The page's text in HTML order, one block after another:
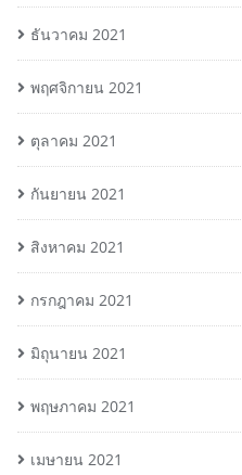
ธันวาคม 2021
พฤศจิกายน 2021
ตุลาคม 2021
กันยายน 2021
สิงหาคม 2021
กรกฎาคม 2021
มิถุนายน 2021
พฤษภาคม 2021
เมษายน 2021